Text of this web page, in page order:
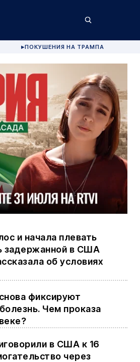
▶ПОКУШЕНИЯ НА ТРАМПА
и начала плевать
задержанной в США
об условиях
фиксируют
Чем проказа
в США к 16
через